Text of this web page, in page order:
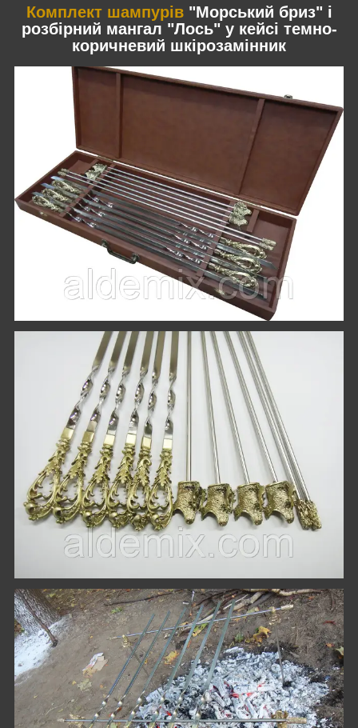
Комплект шампурів"Морський бриз" і
розбірний мангал "Лось" у кейсі темно-
коричневий шкірозамінник